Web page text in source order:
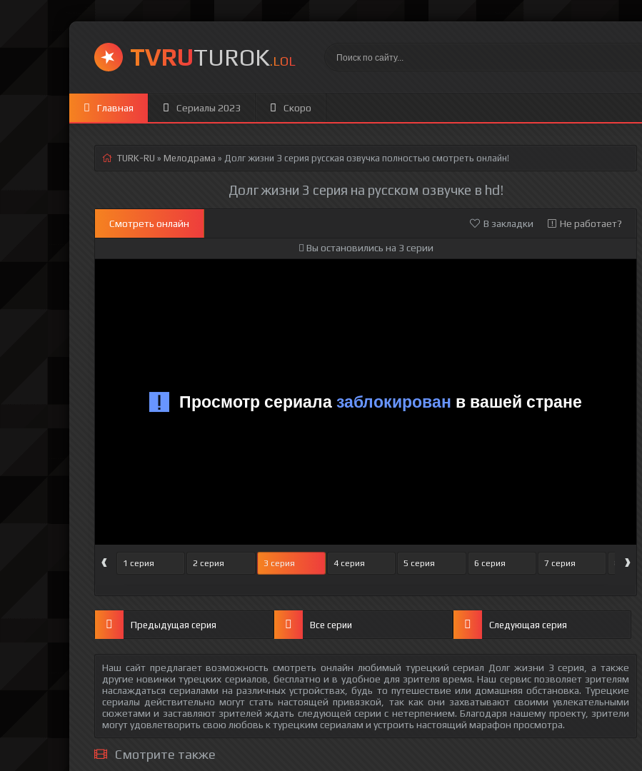
TVRUTUROK.LOL
Главная Сериалы 2023 Скоро
TURK-RU » Мелодрама » Долг жизни 3 серия русская озвучка полностью смотреть онлайн!
Долг жизни 3 серия на русском озвучке в hd!
Смотреть онлайн В закладки Не работает?
Вы остановились на 3 серии
‹ 1 серия 2 серия 3 серия 4 серия 5 серия 6 серия 7 серия 8 серия
›
Предыдущая серия Все серии Следующая серия
Наш сайт предлагает возможность смотреть онлайн любимый турецкий сериал Долг жизни 3 серия, а также
другие новинки турецких сериалов, бесплатно и в удобное для зрителя время. Наш сервис позволяет зрителям
наслаждаться сериалами на различных устройствах, будь то путешествие или домашняя обстановка. Турецкие
сериалы действительно могут стать настоящей привязкой, так как они захватывают своими увлекательными
сюжетами и заставляют зрителей ждать следующей серии с нетерпением. Благодаря нашему проекту, зрители
могут удовлетворить свою любовь к турецким сериалам и устроить настоящий марафон просмотра.
Смотрите также